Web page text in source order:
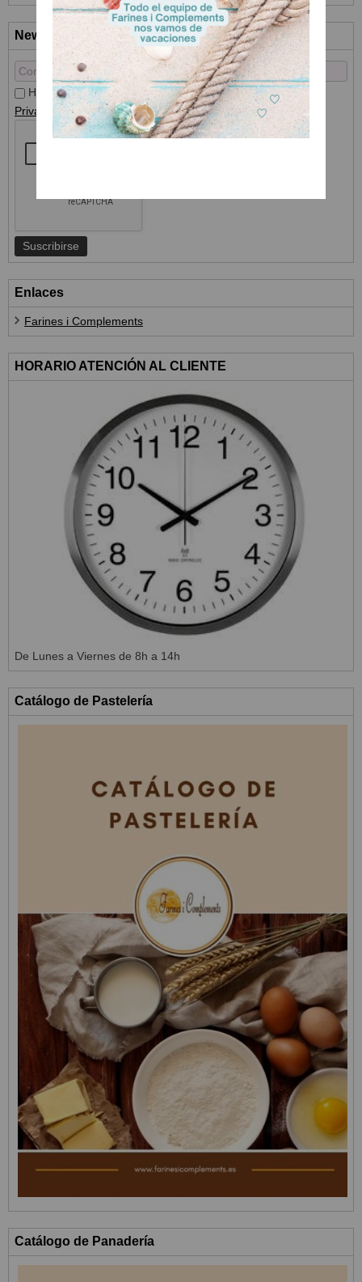
Newsletter
He leído y acepto el Tratamiento de datosy laPolítica de
Privacidad
Enlaces
Farines i Complements
HORARIO ATENCIÓN AL CLIENTE
De Lunes a Viernes de 8h a 14h
Catálogo de Pastelería
Catálogo de Panadería